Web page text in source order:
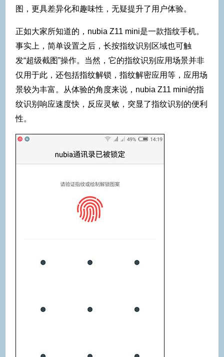
图，更具差异化和趣味性，无疑提升了用户体验。
正如大家所知道的，nubia Z11 mini是一款指纹手机。
事实上，简单设置之后，长按指纹识别区域也可触
发“超级截图”操作。当然，它的指纹识别应用场景并非
仅用于此，还包括指纹解锁，指纹解密应用等，应用场
景较为丰富。从体验的角度来说，nubia Z11 mini的指
纹识别响应速度快，反应灵敏，突显了指纹识别的便利
性。